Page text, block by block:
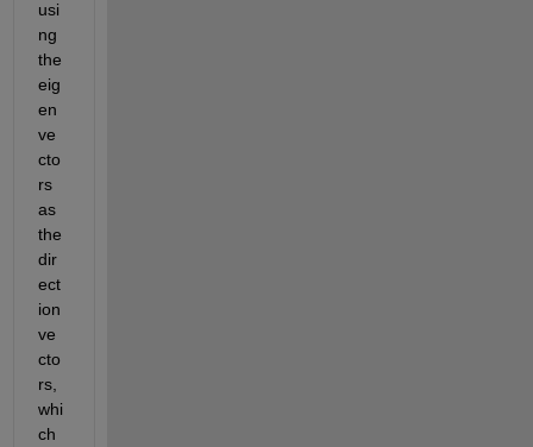
usi
ng
the
eig
en
ve
cto
rs
as
the
dir
ect
ion
ve
cto
rs,
whi
ch